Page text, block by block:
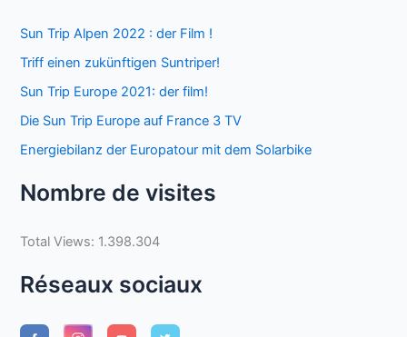
Sun Trip Alpen 2022 : der Film !
Triff einen zukünftigen Suntriper!
Sun Trip Europe 2021: der film!
Die Sun Trip Europe auf France 3 TV
Energiebilanz der Europatour mit dem Solarbike
Nombre de visites
Total Views: 1.398.304
Réseaux sociaux